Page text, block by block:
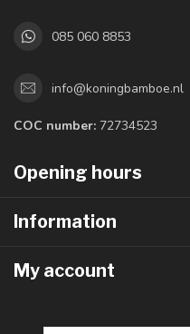
085 060 8853
info@koningbamboe.nl
COC number: 72734523
Opening hours
Information
My account